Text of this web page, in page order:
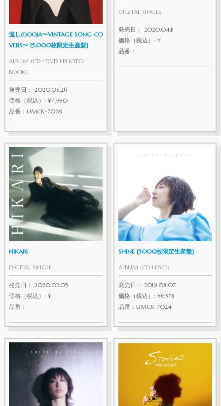
流しのOOJA〜VINTAGE SONG CO
VERS〜 [5,000枚限定生産盤]
ALBUM (CD+DVD+PHOTO
BOOK)
発売日： 2020.08.26
価格（税込）: ¥7,980
品番：UMCK-7069
DIGITAL SINGLE
発売日： 2020.04.11
価格（税込）: ¥
品番：
HIKARI
DIGITAL SINGLE
発売日： 2020.02.05
価格（税込）: ¥
品番：
SHINE [5000枚限定生産盤]
ALBUM (CD+DVD)
発売日： 2019.08.07
価格（税込）: ¥6,578
品番：UMCK-7024